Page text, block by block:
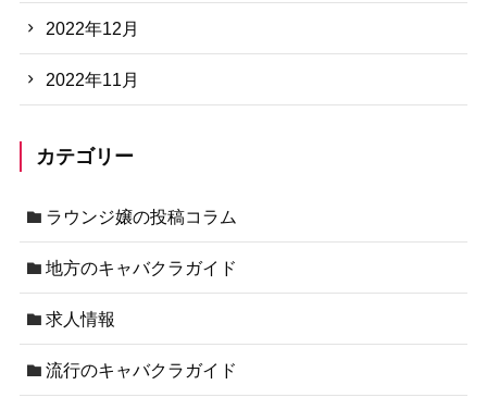
2022年12月
2022年11月
カテゴリー
ラウンジ嬢の投稿コラム
地方のキャバクラガイド
求人情報
流行のキャバクラガイド